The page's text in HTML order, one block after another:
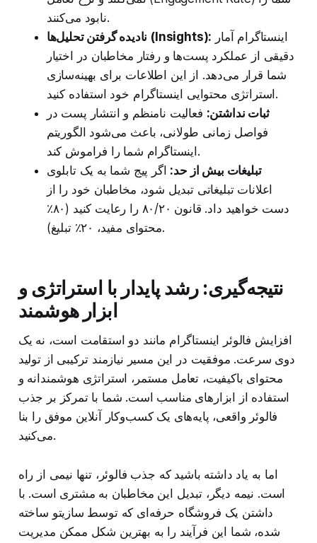
نابود می‌کنند.
نادیده گرفتن تحلیل‌ها (Insights):
دقیقی از عملکرد پست‌ها و رفتار مخاطبان در اختیار
شما قرار می‌دهد. از این اطلاعات برای بهینه‌سازی
استراتژی محتوایی اینستاگرام خود استفاده کنید.
ثبات نداشتن: فعالیت نامنظم و انتشار پست در
فواصل زمانی طولانی، باعث می‌شود الگوریتم
اینستاگرام شما را فراموش کند.
تبلیغات بیش از حد: اگر پیج شما به یک تابلوی
اعلانات تبلیغاتی تبدیل شود، مخاطبان خود را از
دست خواهید داد. قانون ۸۰/۲۰ را رعایت کنید (۸۰٪
محتوای مفید، ۲۰٪ تبلیغ).
نتیجه‌گیری: رشد پایدار با استراتژی و
ابزار هوشمند
افزایش فالوئر اینستاگرام مانند دو استقامت است، نه یک
دوی سرعت. موفقیت در این مسیر نیازمند ترکیبی از تولید
محتوای باکیفیت، تعامل مستمر، استراتژی هوشمندانه و
استفاده از ابزارهای مناسب است. شما با تمرکز بر جذب
فالوئر واقعی، پایه‌های یک کسب‌وکار آنلاین موفق را بنا
می‌کنید.
اما به یاد داشته باشید که جذب فالوئر، تنها نیمی از راه
است. نیمه دیگر، تبدیل این مخاطبان به مشتری است. با
داشتن یک فروشگاه حرفه‌ای که توسط سازیتو ساخته
شده، شما این فرآیند را به بهترین شکل ممکن مدیریت